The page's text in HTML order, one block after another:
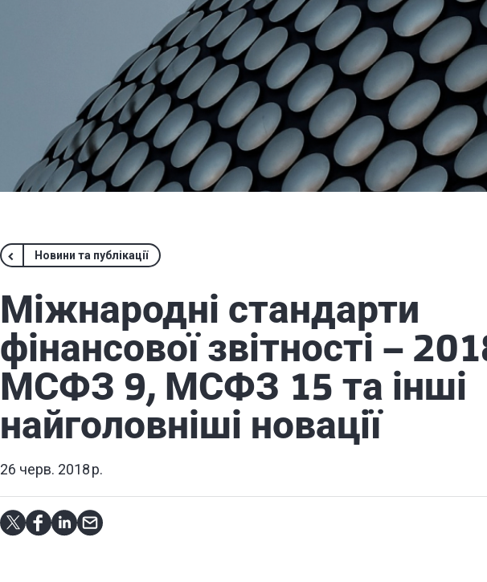
Новини та публікації
Міжнародні стандарти
фінансової звітності –
МСФЗ 9, МСФЗ 15 та інші
найголовніші новації
26 черв. 2018 р.